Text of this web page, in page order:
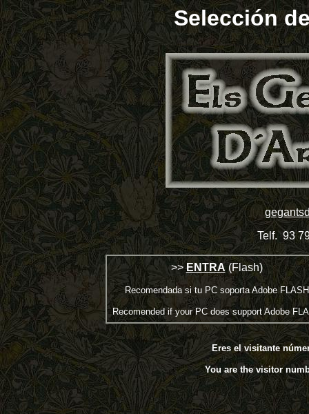
Selección
Telf. 93
>> ENTRA (Flash)
Recomendada si tu PC soporta Adobe FLASH
Recomended if your PC does support Adobe
Eres el visitante
You are the visitor